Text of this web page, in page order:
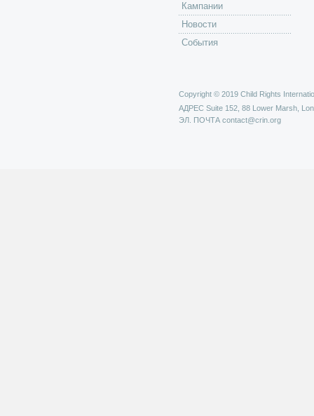
Кампании
Новости
События
Copyright © 2019 Child Rights
АДРЕС Suite 152, 88 Lower Marsh,
ЭЛ. ПОЧТА contact@crin.org